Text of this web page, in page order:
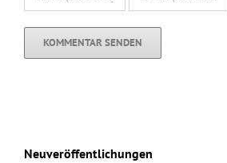
Neuveröffentlichungen